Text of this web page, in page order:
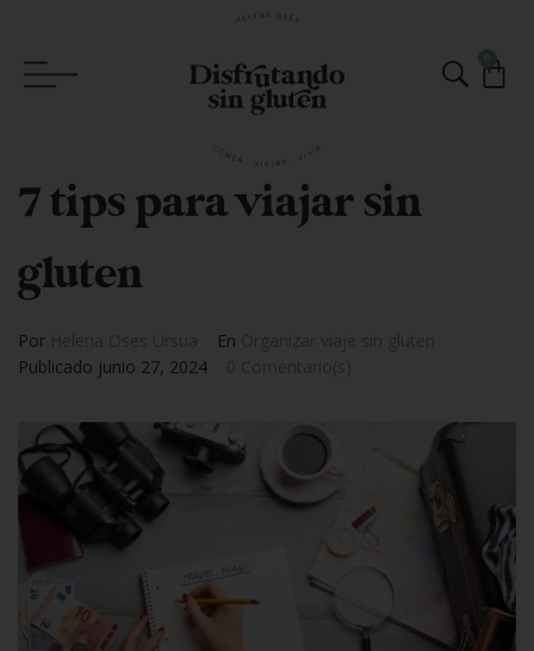
7 tips para viajar sin
gluten
Por Helena Oses Ursua En Organizar viaje sin gluten
Publicado junio 27, 2024 0 Comentario(s)